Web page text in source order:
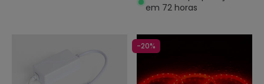
em 72 horas
-20%